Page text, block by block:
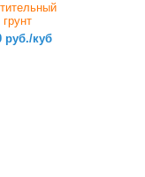
грунт
руб./куб